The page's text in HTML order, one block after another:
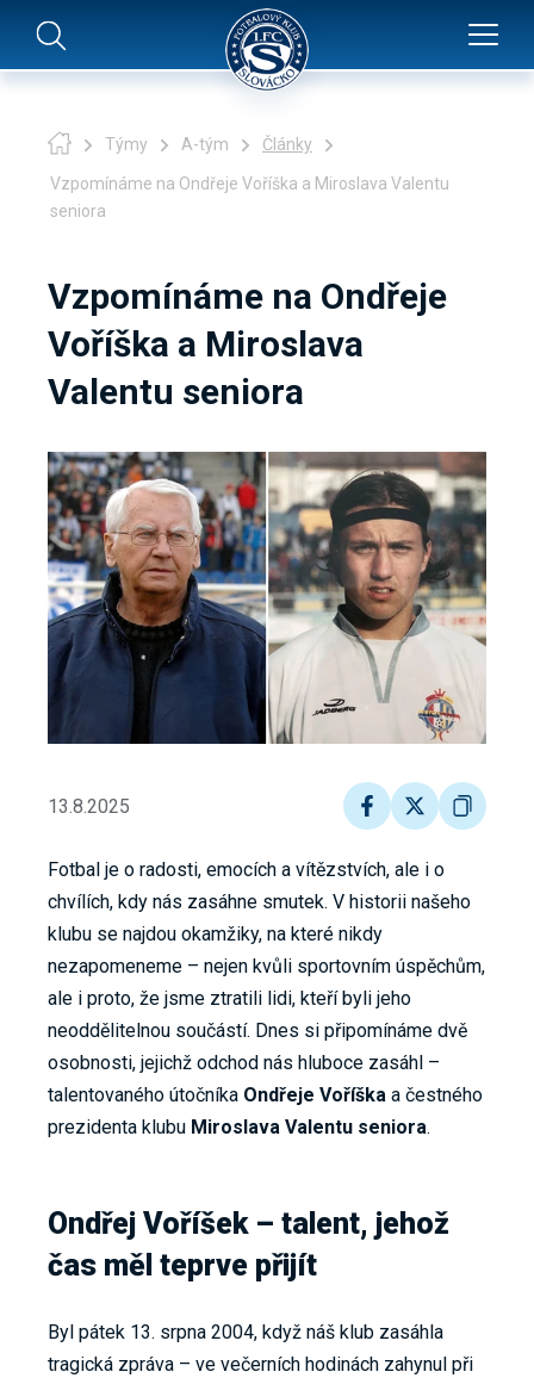
Týmy A-tým Články
Vzpomínáme na Ondřeje Voříška a Miroslava Valentu
seniora
Vzpomínáme na Ondřeje
Voříška a Miroslava
Valentu seniora
13.8.2025
Fotbal je o radosti, emocích a vítězstvích, ale i o
chvílích, kdy nás zasáhne smutek. V historii našeho
klubu se najdou okamžiky, na které nikdy
nezapomeneme – nejen kvůli sportovním úspěchům,
ale i proto, že jsme ztratili lidi, kteří byli jeho
neoddělitelnou součástí. Dnes si připomínáme dvě
osobnosti, jejichž odchod nás hluboce zasáhl –
talentovaného útočníka Ondřeje Voříška a čestného
prezidenta klubu Miroslava Valentu seniora.
Ondřej Voříšek – talent, jehož
čas měl teprve přijít
Byl pátek 13. srpna 2004, když náš klub zasáhla
tragická zpráva – ve večerních hodinách zahynul při